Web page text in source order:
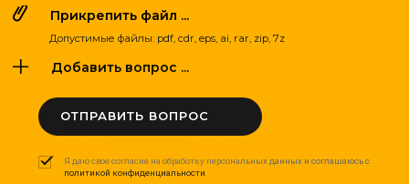
Прикрепить файл ...
Допустимые файлы: pdf, cdr, eps, ai, rar, zip, 7z
Добавить вопрос ...
ОТПРАВИТЬ ВОПРОС
Я даю свое согласие на обработку персональных данных и соглашаюсь с
политикой конфиденциальности